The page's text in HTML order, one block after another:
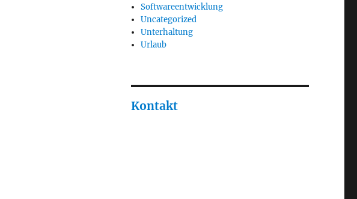
Softwareentwicklung
Uncategorized
Unterhaltung
Urlaub
Kontakt